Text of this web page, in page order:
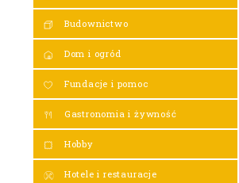
Budownictwo
Dom i ogród
Fundacje i pomoc
Gastronomia i żywność
Hobby
Hotele i restauracje